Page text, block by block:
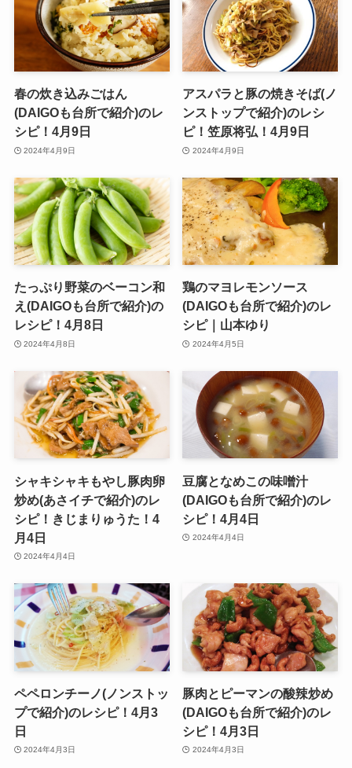
春の炊き込みごはん
(DAIGOも台所で紹介)のレ
シピ！4月9日
2024年4月9日
アスパラと豚の焼きそば(ノ
ンストップで紹介)のレシ
ピ！笠原将弘！4月9日
2024年4月9日
たっぷり野菜のベーコン和
え(DAIGOも台所で紹介)の
レシピ！4月8日
2024年4月8日
鶏のマヨレモンソース
(DAIGOも台所で紹介)のレ
シピ｜山本ゆり
2024年4月5日
シャキシャキもやし豚肉卵
炒め(あさイチで紹介)のレ
シピ！きじまりゅうた！4
月4日
2024年4月4日
豆腐となめこの味噌汁
(DAIGOも台所で紹介)のレ
シピ！4月4日
2024年4月4日
ペペロンチーノ(ノンストッ
プで紹介)のレシピ！4月3
日
2024年4月3日
豚肉とピーマンの酸辣炒め
(DAIGOも台所で紹介)のレ
シピ！4月3日
2024年4月3日